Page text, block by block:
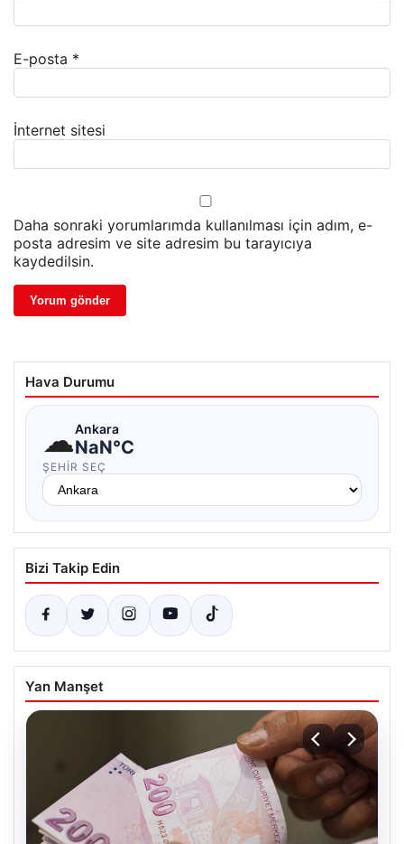
E-posta *
İnternet sitesi
Daha sonraki yorumlarımda kullanılması için adım, e-
posta adresim ve site adresim bu tarayıcıya
kaydedilsin.
Hava Durumu
☁Ankara
NaN°C
ŞEHIR SEÇ
Bizi Takip Edin
Yan Manşet